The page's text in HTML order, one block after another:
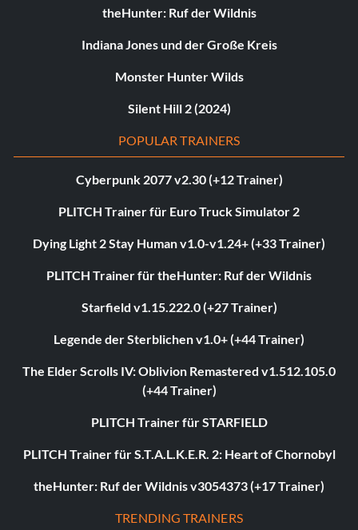
theHunter: Ruf der Wildnis
Indiana Jones und der Große Kreis
Monster Hunter Wilds
Silent Hill 2 (2024)
POPULAR TRAINERS
Cyberpunk 2077 v2.30 (+12 Trainer)
PLITCH Trainer für Euro Truck Simulator 2
Dying Light 2 Stay Human v1.0-v1.24+ (+33 Trainer)
PLITCH Trainer für theHunter: Ruf der Wildnis
Starfield v1.15.222.0 (+27 Trainer)
Legende der Sterblichen v1.0+ (+44 Trainer)
The Elder Scrolls IV: Oblivion Remastered v1.512.105.0
(+44 Trainer)
PLITCH Trainer für STARFIELD
PLITCH Trainer für S.T.A.L.K.E.R. 2: Heart of Chornobyl
theHunter: Ruf der Wildnis v3054373 (+17 Trainer)
TRENDING TRAINERS